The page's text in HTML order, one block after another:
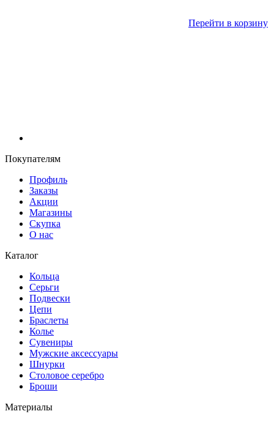
Перейти в корзину
Покупателям
Профиль
Заказы
Акции
Магазины
Скупка
О нас
Каталог
Кольца
Серьги
Подвески
Цепи
Браслеты
Колье
Сувениры
Мужские аксессуары
Шнурки
Столовое серебро
Броши
Материалы